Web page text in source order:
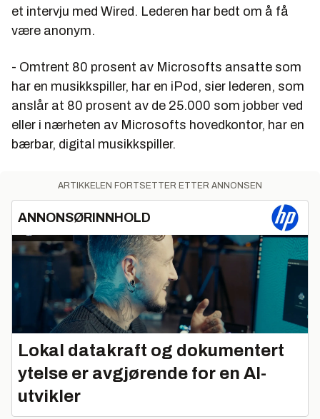
et intervju med Wired. Lederen har bedt om å få
være anonym.
- Omtrent 80 prosent av Microsofts ansatte som
har en musikkspiller, har en iPod, sier lederen, som
anslår at 80 prosent av de 25.000 som jobber ved
eller i nærheten av Microsofts hovedkontor, har en
bærbar, digital musikkspiller.
ARTIKKELEN FORTSETTER ETTER ANNONSEN
ANNONSØRINNHOLD
Lokal datakraft og dokumentert
ytelse er avgjørende for en AI-
utvikler